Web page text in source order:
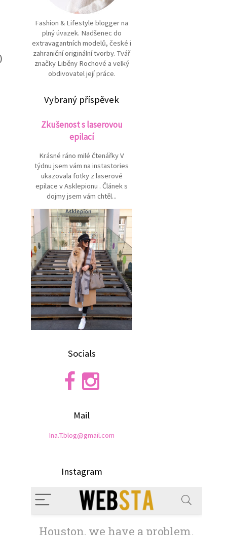
Fashion & Lifestyle blogger na
plný úvazek. Nadšenec do
extravagantních modelů, české i
zahraniční originální tvorby. Tvář
značky Liběny Rochové a velký
obdivovatel její práce.
Vybraný příspěvek
Zkušenost s laserovou
epilací
Krásné ráno milé čtenářky V
týdnu jsem vám na instastories
ukazovala fotky z laserové
epilace v Asklepionu . Článek s
dojmy jsem vám chtěl...
Socials
Mail
Ina.T.blog@gmail.com
Instagram